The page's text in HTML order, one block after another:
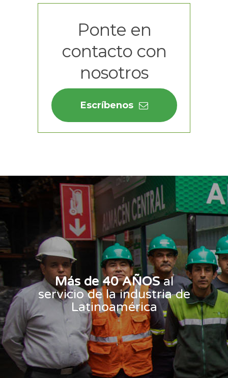
Ponte en
contacto con
nosotros
Escríbenos
Más de 40 AÑOSal
servicio de la industria de
Latinoamérica